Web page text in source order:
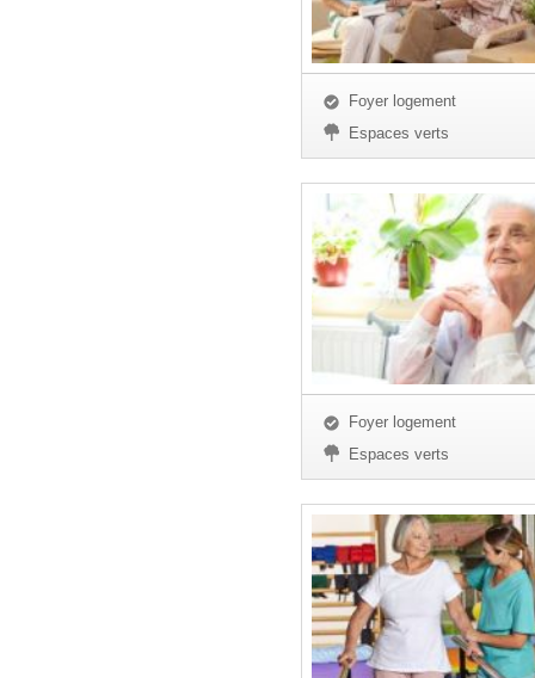
Foyer logement
Espaces verts
Foyer logement
Espaces verts